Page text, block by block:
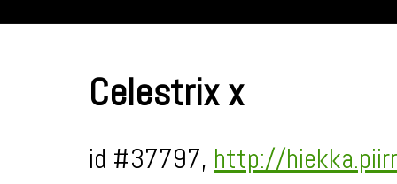
Celestrix x
id #37797, http://